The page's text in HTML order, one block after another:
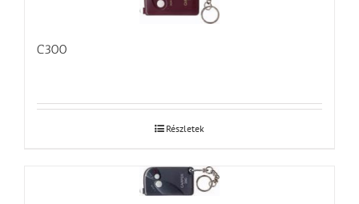
C300
Részletek